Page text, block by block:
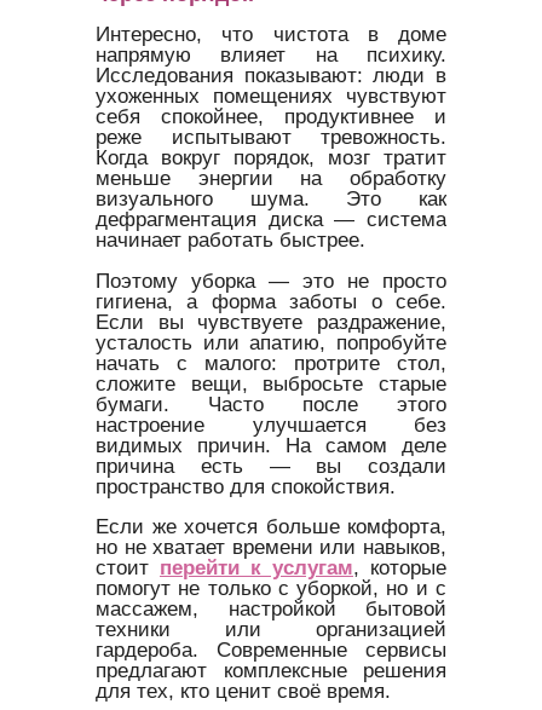
Интересно, что чистота в доме
напрямую влияет на психику.
Исследования показывают: люди в
ухоженных помещениях чувствуют
себя спокойнее, продуктивнее и
реже испытывают тревожность.
Когда вокруг порядок, мозг тратит
меньше энергии на обработку
визуального шума. Это как
дефрагментация диска — система
начинает работать быстрее.
Поэтому уборка — это не просто
гигиена, а форма заботы о себе.
Если вы чувствуете раздражение,
усталость или апатию, попробуйте
начать с малого: протрите стол,
сложите вещи, выбросьте старые
бумаги. Часто после этого
настроение улучшается без
видимых причин. На самом деле
причина есть — вы создали
пространство для спокойствия.
Если же хочется больше комфорта,
но не хватает времени или навыков,
стоит перейти к услугам, которые
помогут не только с уборкой, но и с
массажем, настройкой бытовой
техники или организацией
гардероба. Современные сервисы
предлагают комплексные решения
для тех, кто ценит своё время.